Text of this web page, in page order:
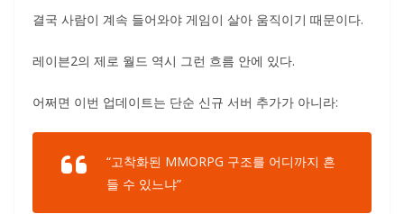
결국 사람이 계속 들어와야 게임이 살아 움직이기 때문이다.
레이븐2의 제로 월드 역시 그런 흐름 안에 있다.
어쩌면 이번 업데이트는 단순 신규 서버 추가가 아니라:
“고착화된 MMORPG 구조를 어디까지 흔
들 수 있느냐”